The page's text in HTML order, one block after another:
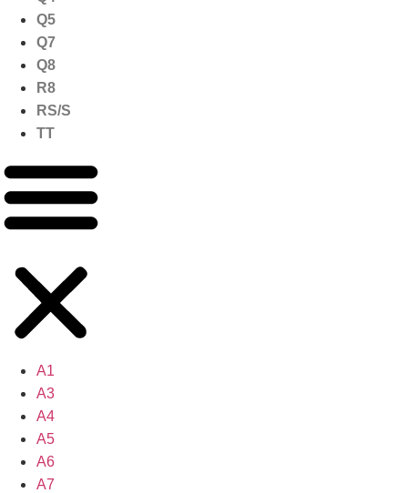
Q5
Q7
Q8
R8
RS/S
TT
A1
A3
A4
A5
A6
A7